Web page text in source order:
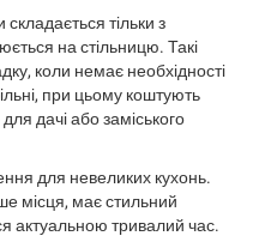
тільки з
на стільницю. Такі
коли немає необхідності
при цьому коштують
дачі або заміського
для невеликих кухонь.
місця, має стильний
актуальною тривалий час.